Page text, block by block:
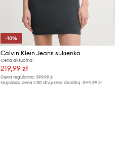
-10%
Calvin Klein Jeans sukienka
Cena aktualna:
219,99 zł
Cena regularna: 399,99 zł
Najniższa cena z 30 dni przed obniżką: 244,99 zł